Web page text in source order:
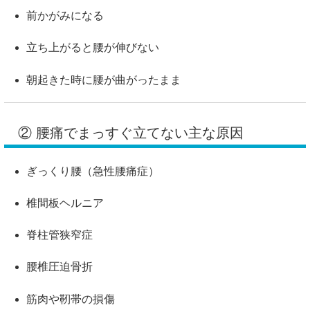
前かがみになる
立ち上がると腰が伸びない
朝起きた時に腰が曲がったまま
② 腰痛でまっすぐ立てない主な原因
ぎっくり腰（急性腰痛症）
椎間板ヘルニア
脊柱管狭窄症
腰椎圧迫骨折
筋肉や靭帯の損傷